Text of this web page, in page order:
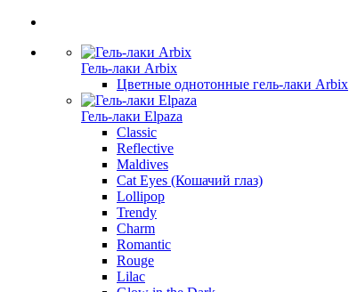
Гель-лаки Arbix
Цветные однотонные гель-лаки Arbix
Гель-лаки Elpaza
Classic
Reflective
Maldives
Cat Eyes (Кошачий глаз)
Lollipop
Trendy
Charm
Romantic
Rouge
Lilac